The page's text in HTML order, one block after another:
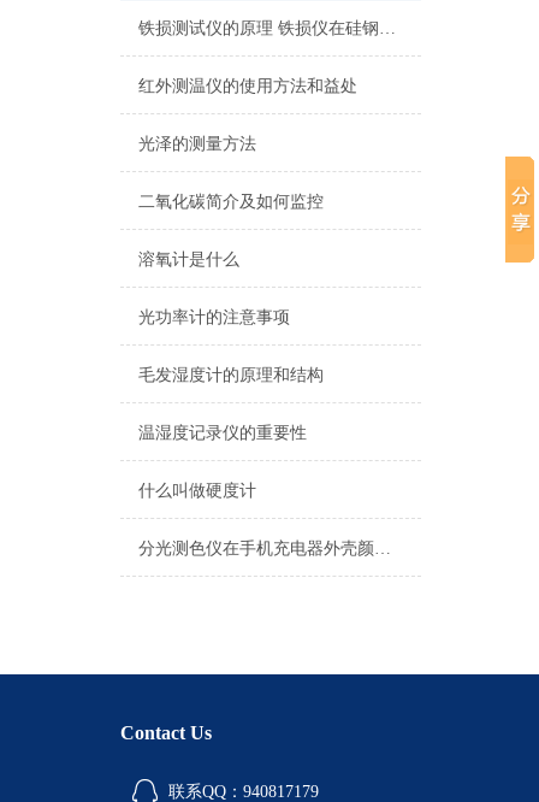
铁损测试仪的原理 铁损仪在硅钢片的应用
红外测温仪的使用方法和益处
光泽的测量方法
二氧化碳简介及如何监控
溶氧计是什么
光功率计的注意事项
毛发湿度计的原理和结构
温湿度记录仪的重要性
什么叫做硬度计
分光测色仪在手机充电器外壳颜色测量上的应用
Contact Us
联系QQ：940817179